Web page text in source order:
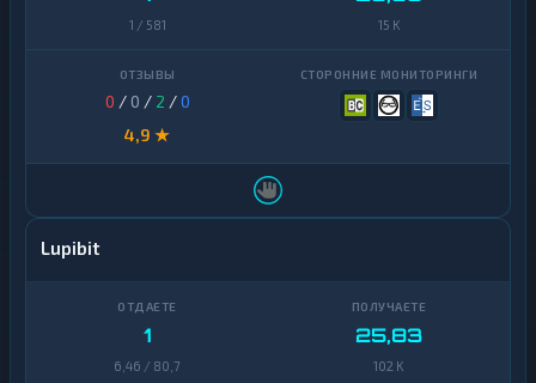
1 / 581 15 K
0 / 0 / 2 /0
4,9 ★
Lupibit
1
6,46 / 80,7
25,83
102 K